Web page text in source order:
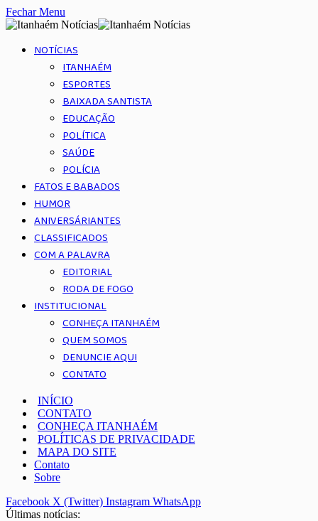
Fechar Menu
NOTÍCIAS
ITANHAÉM
ESPORTES
BAIXADA SANTISTA
EDUCAÇÃO
POLÍTICA
SAÚDE
POLÍCIA
FATOS E BABADOS
HUMOR
ANIVERSÁRIANTES
CLASSIFICADOS
COM A PALAVRA
EDITORIAL
RODA DE FOGO
INSTITUCIONAL
CONHEÇA ITANHAÉM
QUEM SOMOS
DENUNCIE AQUI
CONTATO
INÍCIO
CONTATO
CONHEÇA ITANHAÉM
POLÍTICAS DE PRIVACIDADE
MAPA DO SITE
Contato
Sobre
Facebook X (Twitter) Instagram WhatsApp
Últimas notícias: